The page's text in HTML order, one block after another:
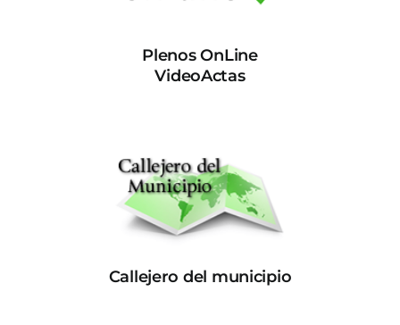
Plenos OnLine
VideoActas
Callejero del municipio